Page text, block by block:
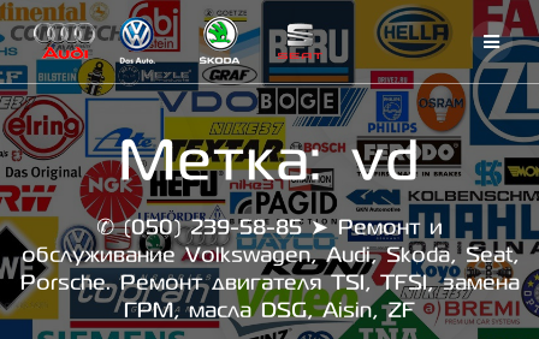
to
content
Метка:vd
✆ (050) 239-58-85 ➤ Ремонт и
обслуживание Volkswagen, Audi, Skoda, Seat,
Porsche. Ремонт двигателя TSI, TFSI, замена
ГРМ, масла DSG, Aisin, ZF